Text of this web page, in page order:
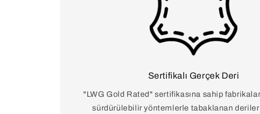
Sertifikalı Gerçek Deri
"LWG Gold Rated" sertifikasına sahip
sürdürülebilir yöntemlerle tabaklanan deriler